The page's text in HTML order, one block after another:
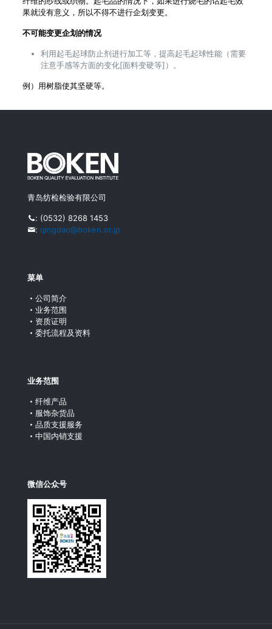
果就没有意义，所以不得不进行企划变更。
不可能变更企划的情况
利用起毛起球防止剂进行加工等，提高起毛起球性能（需要
注意手感等方面的变化[面料变硬等]）。
例）用树脂使其坚硬等。
青岛纺检检验有限公司
: (0532) 8268 1453
: qingdao@boken.or.jp
菜单
公司简介
业务范围
资质证明
委托流程及资料
业务范围
纤维产品
服饰杂货品
品质支援服务
中国内销支援
微信公众号